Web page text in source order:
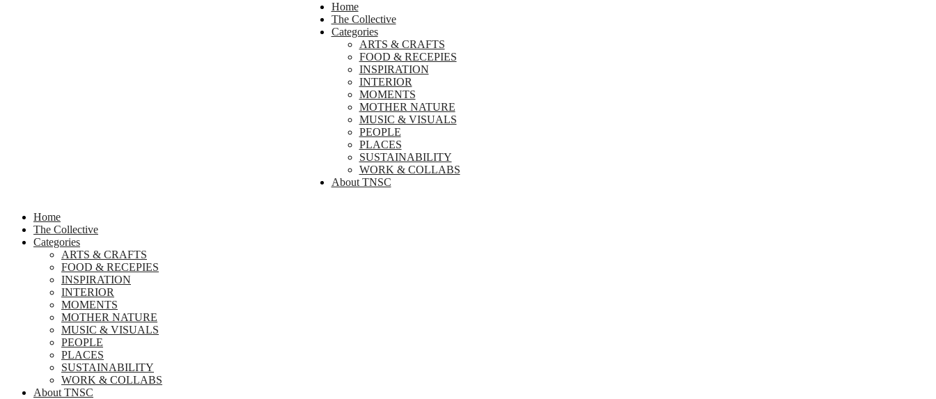
Home
The Collective
Categories
ARTS & CRAFTS
FOOD & RECEPIES
INSPIRATION
INTERIOR
MOMENTS
MOTHER NATURE
MUSIC & VISUALS
PEOPLE
PLACES
SUSTAINABILITY
WORK & COLLABS
About TNSC
Home
The Collective
Categories
ARTS & CRAFTS
FOOD & RECEPIES
INSPIRATION
INTERIOR
MOMENTS
MOTHER NATURE
MUSIC & VISUALS
PEOPLE
PLACES
SUSTAINABILITY
WORK & COLLABS
About TNSC